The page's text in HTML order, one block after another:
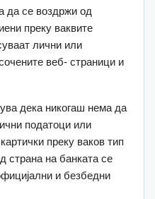
да се воздржи од
преку ваквите
лични или
веб- страници и
дека никогаш нема да
податоци или
преку ваков тип
страна на банката се
и безбедни